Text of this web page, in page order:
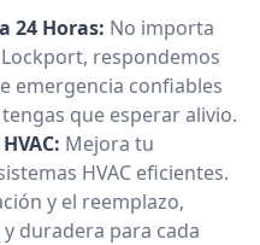
24 Horas: No importa
respondemos
emergencia confiables
que esperar alivio.
Mejora tu
HVAC eficientes.
y el reemplazo,
duradera para cada